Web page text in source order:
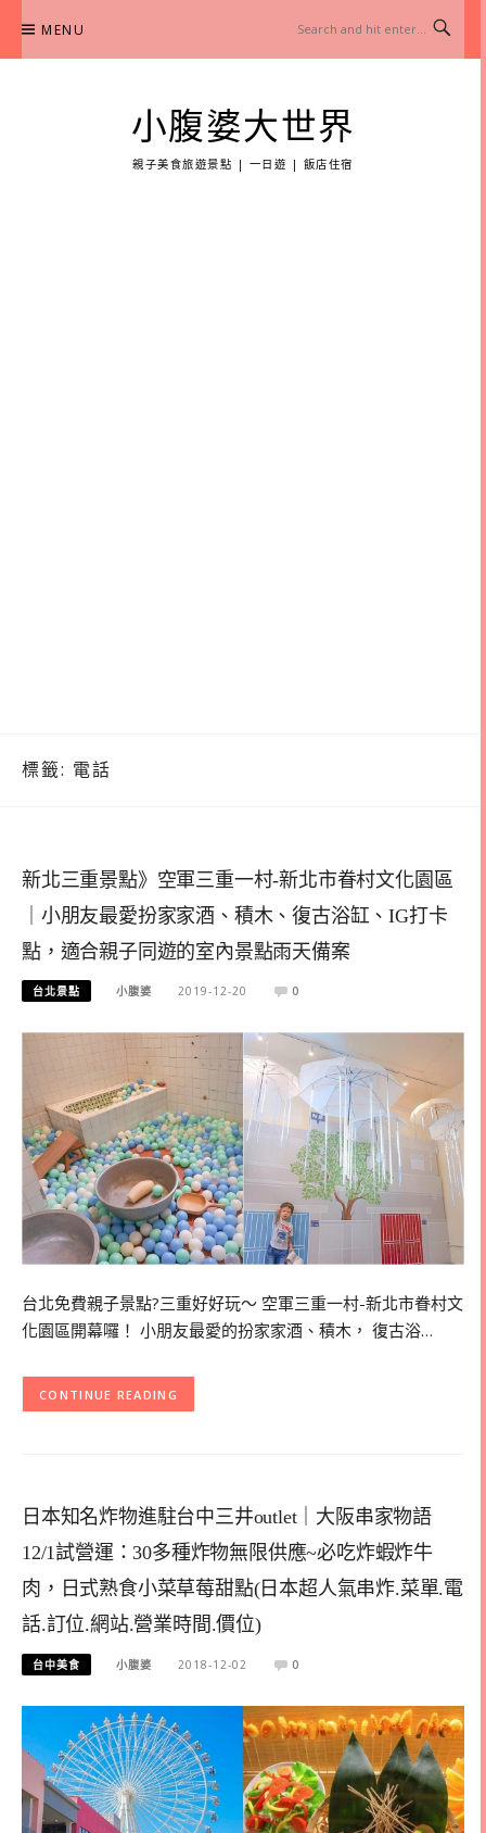
content
MENU
小腹婆大世界
親子美食旅遊景點 | 一日遊 | 飯店住宿
標籤: 電話
新北三重景點》空軍三重一村-新北市眷村文化園區
｜小朋友最愛扮家家酒、積木、復古浴缸、IG打卡
點，適合親子同遊的室內景點雨天備案
台北景點 小腹婆 2019-12-20 0
台北免費親子景點?三重好好玩～ 空軍三重一村-新北市眷村文
化園區開幕囉！ 小朋友最愛的扮家家酒、積木， 復古浴…
CONTINUE READING
日本知名炸物進駐台中三井outlet｜大阪串家物語
12/1試營運：30多種炸物無限供應~必吃炸蝦炸牛
肉，日式熟食小菜草莓甜點(日本超人氣串炸.菜單.電
話.訂位.網站.營業時間.價位)
台中美食 小腹婆 2018-12-02 0